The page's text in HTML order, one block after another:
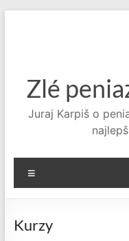
Zlé
Juraj Karpiš o
Kurzy